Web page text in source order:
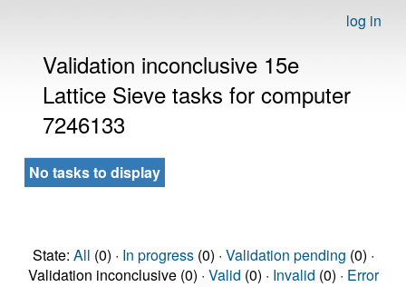
log in
Validation inconclusive 15e
Lattice Sieve tasks for computer
7246133
No tasks to display
State: All (0) · In progress(0) · Validation pending (0) ·
Validation inconclusive (0) · Valid (0) · Invalid (0) · Error